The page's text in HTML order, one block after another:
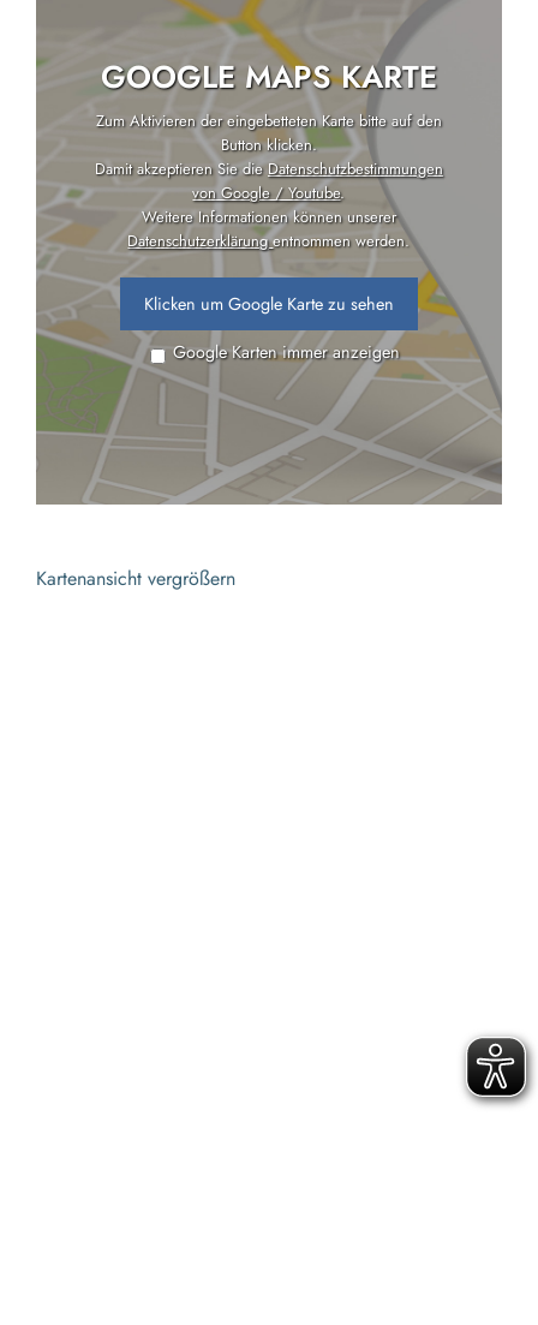
GOOGLE MAPS KARTE
Zum Aktivieren der eingebetteten Karte bitte auf den
Button klicken.
Damit akzeptieren Sie dieDatenschutzbestimmungen
von Google / Youtube.
Weitere Informationen können unserer
Datenschutzerklärungentnommen werden.
Klicken um Google Karte zu sehen
Google Karten immer anzeigen
Kartenansicht vergrößern